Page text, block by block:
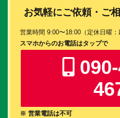
お気軽にご依頼・ご
営業時間 9:00〜18:00（定休日曜：
スマホからのお電話はタップで
※ 営業電話は不可